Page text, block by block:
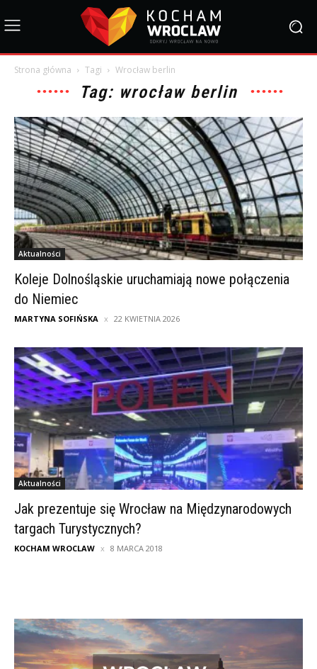
Strona główna Tagi Wrocław berlin
Tag: wrocław berlin
Aktualności
Koleje Dolnośląskie uruchamiają nowe połączenia
do Niemiec
MARTYNA SOFIŃSKA 22 KWIETNIA 2026
Aktualności
Jak prezentuje się Wrocław na Międzynarodowych
targach Turystycznych?
KOCHAM WROCLAW 8 MARCA 2018